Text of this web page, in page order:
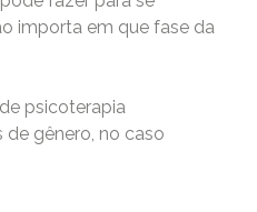
importa em que fase da
psicoterapia
de gênero, no caso